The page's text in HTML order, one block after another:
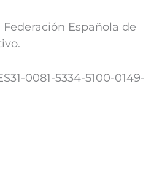
Española de
0081-5334-5100-0149-